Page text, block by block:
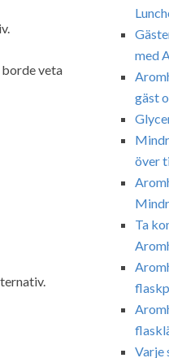
borde veta
med
gäst
över
Ta
Varje